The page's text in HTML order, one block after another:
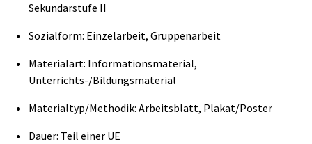
Sekundarstufe II
Sozialform: Einzelarbeit, Gruppenarbeit
Materialart: Informationsmaterial,
Unterrichts-/Bildungsmaterial
Materialtyp/Methodik: Arbeitsblatt, Plakat/Poster
Dauer: Teil einer UE